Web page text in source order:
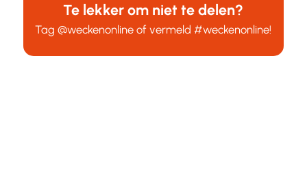
Te lekker om niet te delen?
Tag@weckenonline of vermeld#weckenonline!